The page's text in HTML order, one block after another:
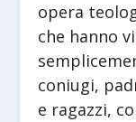
opera
che hanno
coniugi,
e ragazzi,